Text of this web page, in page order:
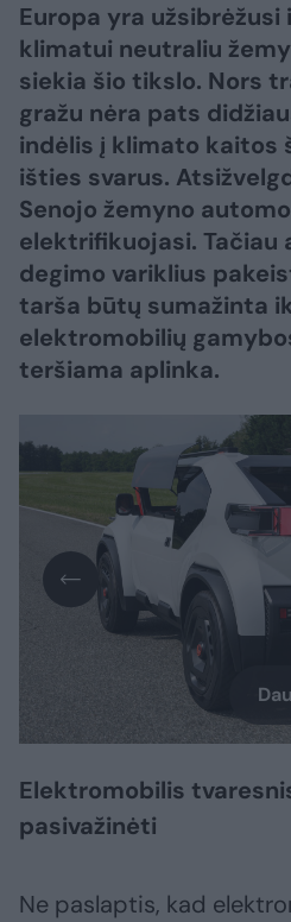
Europa yra
klimatui neutraliu
siekia šio tikslo. Nors
gražu nėra pats
indėlis į klimato kaitos
išties svarus.
Senojo žemyno
elektrifikuojasi. Tačiau
degimo variklius
tarša būtų sumažinta
elektromobilių
teršiama aplinka.
Elektromobilis
pasivažinėti
Ne paslaptis, kad